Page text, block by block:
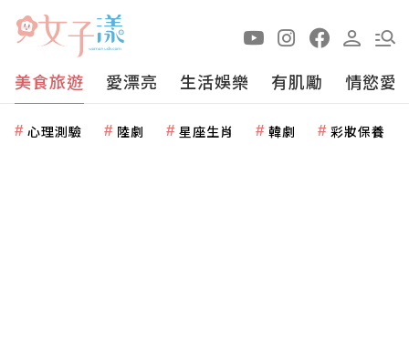
美食旅遊 愛漂亮 生活娛樂 有肌勵 情慾愛
心理測驗 陸劇 星座生肖 韓劇 彩妝保養